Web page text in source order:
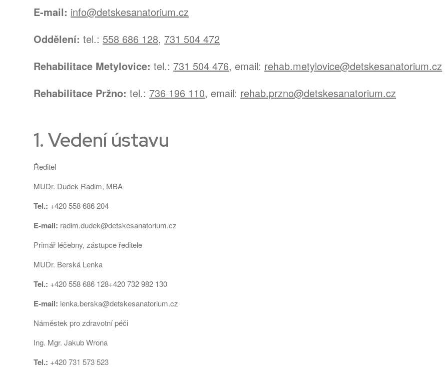
E-mail: info@detskesanatorium.cz
Oddělení: tel.: 558 686 128, 731 504 472
Rehabilitace Metylovice: tel.: 731 504 476, email: rehab.metylovice@detskesanatorium.cz
Rehabilitace Pržno: tel.: 736 196 110, email: rehab.przno@detskesanatorium.cz
1. Vedení ústavu
Ředitel
MUDr. Dudek Radim, MBA
Tel.: +420 558 686 204
E-mail: radim.dudek@detskesanatorium.cz
Primář léčebny, zástupce ředitele
MUDr. Berská Lenka
Tel.: +420 558 686 128+420 732 982 130
E-mail: lenka.berska@detskesanatorium.cz
Náměstek pro zdravotní péči
Ing. Mgr. Jakub Wrona
Tel.: +420 731 573 523